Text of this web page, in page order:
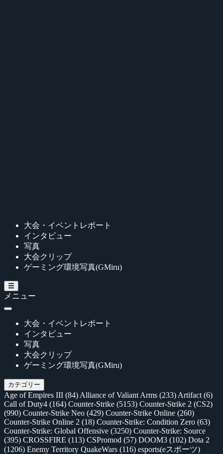
大会・イベントレポート
インタビュー
写真
大会クリップ
ゲーミング環境写真(GMiru)
メニュー
大会・イベントレポート
インタビュー
写真
大会クリップ
ゲーミング環境写真(GMiru)
カテゴリー
Age of Empires III (84) Alliance of Valiant Arms (233) Artifact (6)
Call of Duty4 (164) Counter-Strike (5153) Counter-Strike 2 (CS2)
(990) Counter-Strike Neo (429) Counter-Strike Online (260)
Counter-Strike Online 2 (18) Counter-Strike: Condition Zero (63)
Counter-Strike: Global Offensive (3250) Counter-Strike: Source
(395) CROSSFIRE (113) CSPromod (57) DOOM3 (102) Dota 2
(1206) Enemy Territory QuakeWars (116) esports(eスポーツ)